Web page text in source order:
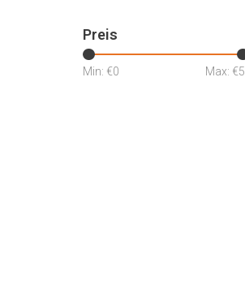
Preis
Min: €0 Max: €5